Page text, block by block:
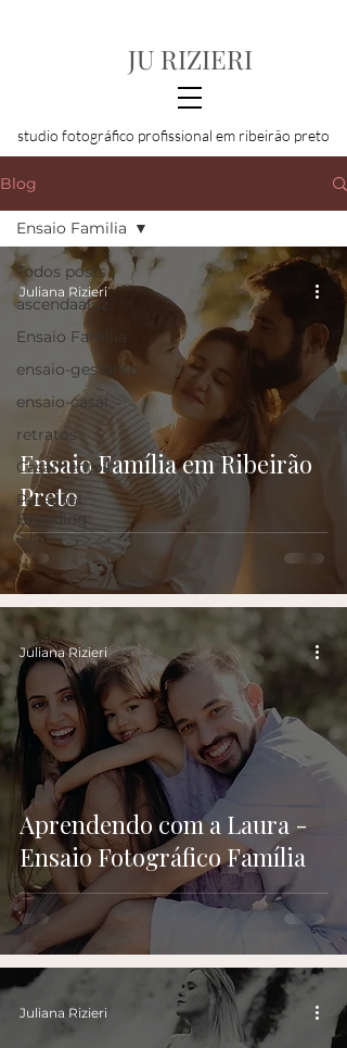
JU RIZIERI
studio fotográfico profissional em ribeirão preto
Blog
Todos posts
ascendaaluz
Ensaio Familia
ensaio-gestante
ensaio-casal
retratos
Casamentos
Personal
Branding
Ensaio Familia
Ensaio Família em Ribeirão
Preto
Juliana Rizieri
Aprendendo com a Laura -
Ensaio Fotográfico Família
Juliana Rizieri
Juliana Rizieri